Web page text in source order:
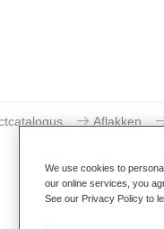
Aflakken
We use cookies to
our online services, you
See our Privacy Policy to